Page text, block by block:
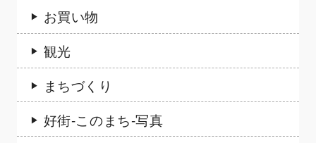
お買い物
観光
まちづくり
好街-このまち-写真